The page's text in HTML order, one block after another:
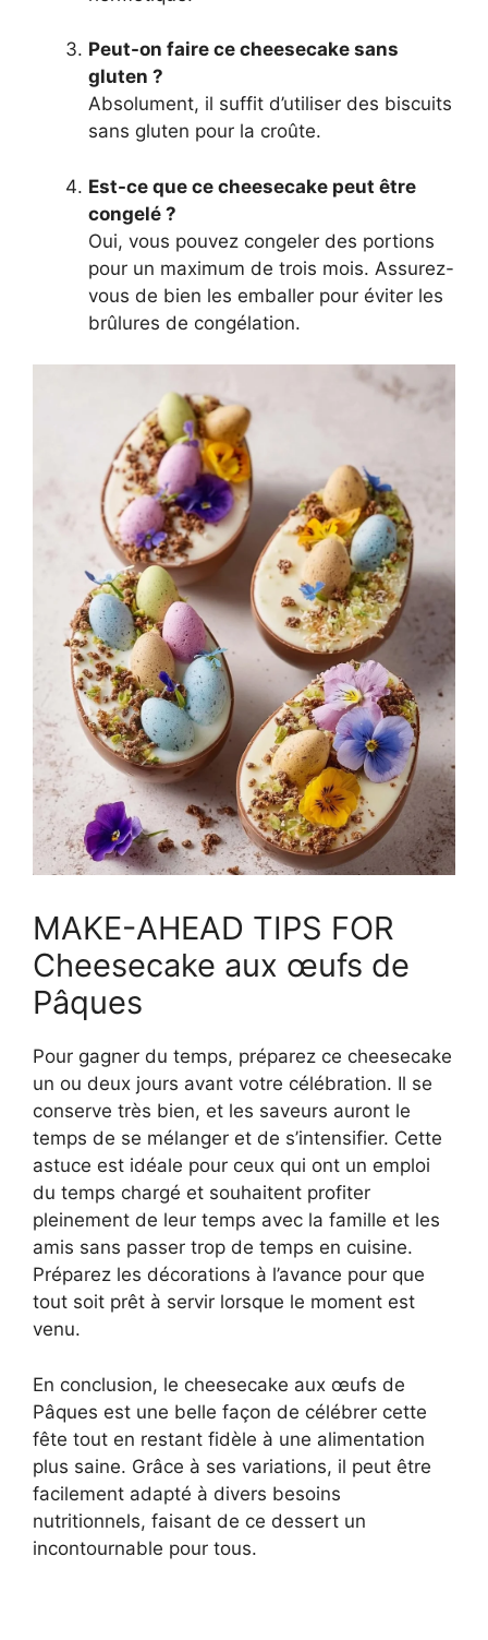
Peut-on faire ce cheesecake sans
gluten ?
Absolument, il suffit d’utiliser des biscuits
sans gluten pour la croûte.
Est-ce que ce cheesecake peut être
congelé ?
Oui, vous pouvez congeler des portions
pour un maximum de trois mois. Assurez-
vous de bien les emballer pour éviter les
brûlures de congélation.
MAKE-AHEAD TIPS FOR
Cheesecake aux œufs de
Pâques
Pour gagner du temps, préparez ce cheesecake
un ou deux jours avant votre célébration. Il se
conserve très bien, et les saveurs auront le
temps de se mélanger et de s’intensifier. Cette
astuce est idéale pour ceux qui ont un emploi
du temps chargé et souhaitent profiter
pleinement de leur temps avec la famille et les
amis sans passer trop de temps en cuisine.
Préparez les décorations à l’avance pour que
tout soit prêt à servir lorsque le moment est
venu.
En conclusion, le cheesecake aux œufs de
Pâques est une belle façon de célébrer cette
fête tout en restant fidèle à une alimentation
plus saine. Grâce à ses variations, il peut être
facilement adapté à divers besoins
nutritionnels, faisant de ce dessert un
incontournable pour tous.